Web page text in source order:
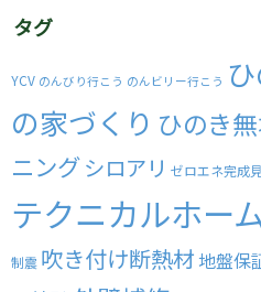
タグ
YCV のんびり行こう のんビリー行こう
の家づくり ひのき
ニングシロアリ ゼロエネ完成
テクニカルホー
制震 吹き付け断熱材地盤保